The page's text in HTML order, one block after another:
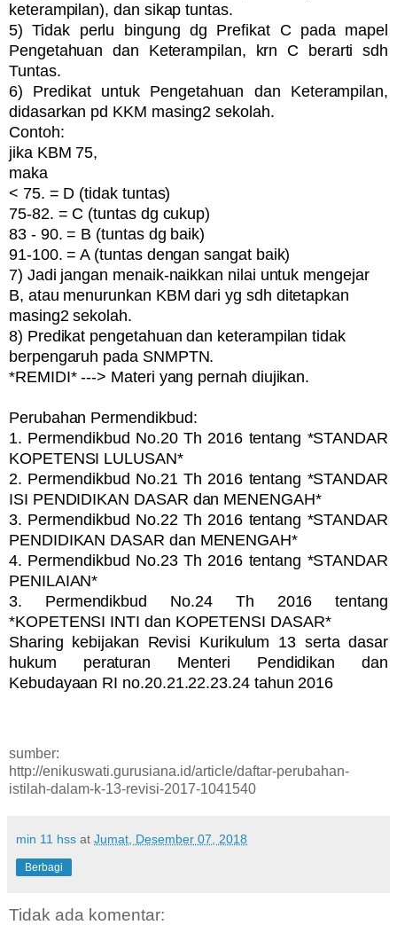
keterampilan), dan sikap tuntas.
5) Tidak perlu bingung dg Prefikat C pada mapel
Pengetahuan dan Keterampilan, krn C berarti sdh
Tuntas.
6) Predikat untuk Pengetahuan dan Keterampilan,
didasarkan pd KKM masing2 sekolah.
Contoh:
jika KBM 75,
maka
< 75. = D (tidak tuntas)
75-82. = C (tuntas dg cukup)
83 - 90. = B (tuntas dg baik)
91-100. = A (tuntas dengan sangat baik)
7) Jadi jangan menaik-naikkan nilai untuk mengejar
B, atau menurunkan KBM dari yg sdh ditetapkan
masing2 sekolah.
8) Predikat pengetahuan dan keterampilan tidak
berpengaruh pada SNMPTN.
*REMIDI* ---> Materi yang pernah diujikan.
Perubahan Permendikbud:
1. Permendikbud No.20 Th 2016 tentang *STANDAR
KOPETENSI LULUSAN*
2. Permendikbud No.21 Th 2016 tentang *STANDAR
ISI PENDIDIKAN DASAR dan MENENGAH*
3. Permendikbud No.22 Th 2016 tentang *STANDAR
PENDIDIKAN DASAR dan MENENGAH*
4. Permendikbud No.23 Th 2016 tentang *STANDAR
PENILAIAN*
3. Permendikbud No.24 Th 2016 tentang
*KOPETENSI INTI dan KOPETENSI DASAR*
Sharing kebijakan Revisi Kurikulum 13 serta dasar
hukum peraturan Menteri Pendidikan dan
Kebudayaan RI no.20.21.22.23.24 tahun 2016
sumber:
http://enikuswati.gurusiana.id/article/daftar-perubahan-
istilah-dalam-k-13-revisi-2017-1041540
min 11 hss at Jumat, Desember 07, 2018
Berbagi
Tidak ada komentar: